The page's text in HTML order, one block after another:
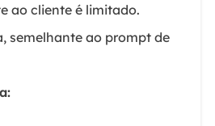
ao cliente é limitado.
semelhante ao prompt de